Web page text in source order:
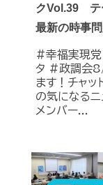
クVol.39 テ
最新の時事
#幸福実現
タ #政調会8/
ます！チャ
の気になる
メンバー...